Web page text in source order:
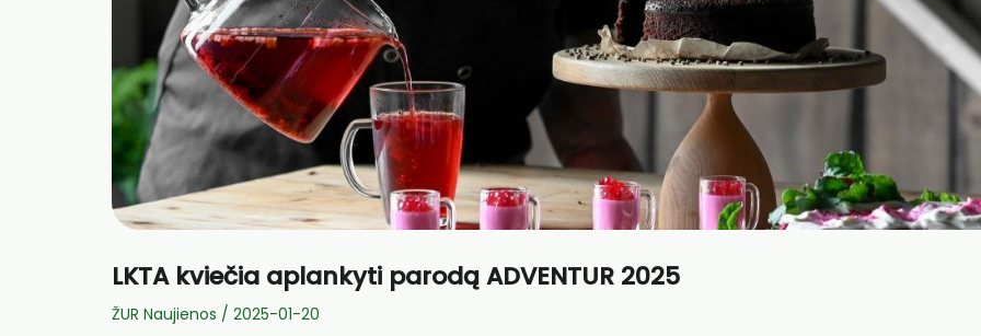
LKTA kviečia aplankyti parodą ADVENTUR 2025
ŽUR Naujienos / 2025-01-20